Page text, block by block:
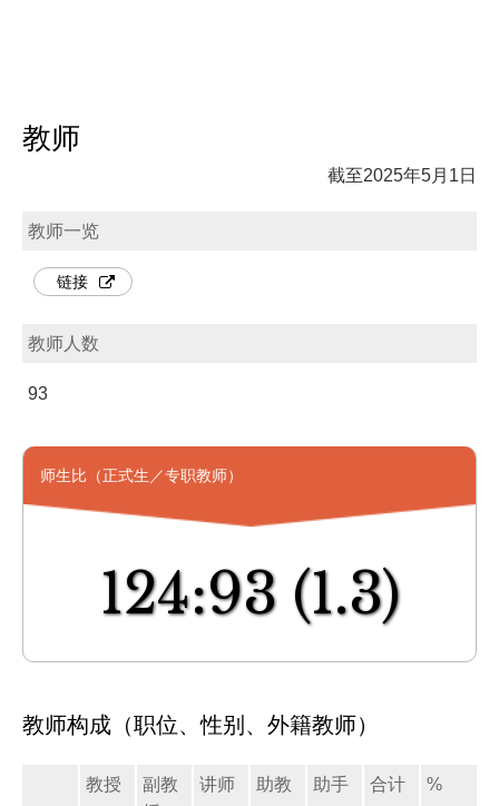
教师
截至2025年5月1日
教师一览
链接
教师人数
93
师生比（正式生／专职教师）
124:93 (1.3)
教师构成（职位、性别、外籍教师）
教授
副教
讲师 助教 助手 合计 %